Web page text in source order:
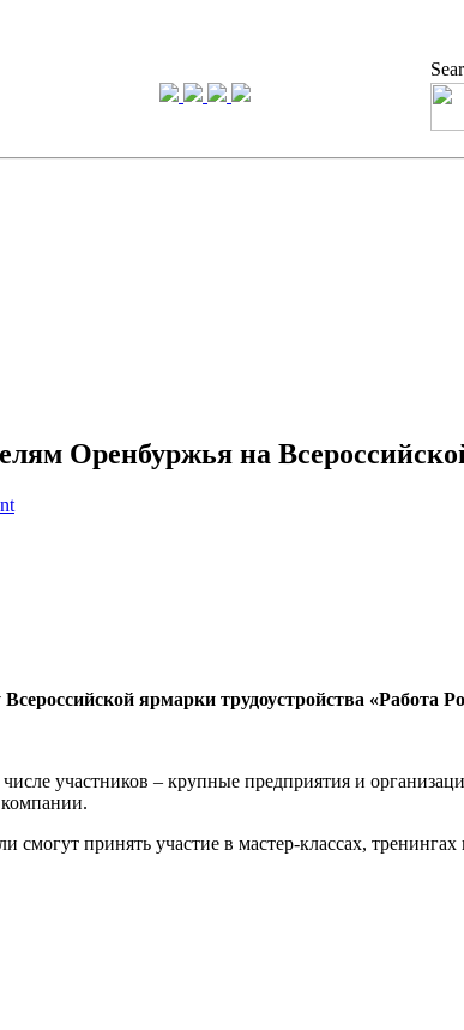
Оренбуржья на
ярмарки трудоустройства
участников – крупные предприятия и
смогут принять участие в мастер-классах,